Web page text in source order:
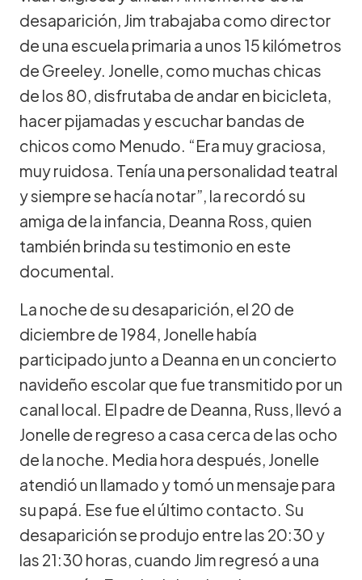
desaparición, Jim trabajaba como director
de una escuela primaria a unos 15 kilómetros
de Greeley. Jonelle, como muchas chicas
de los 80, disfrutaba de andar en bicicleta,
hacer pijamadas y escuchar bandas de
chicos como Menudo. “Era muy graciosa,
muy ruidosa. Tenía una personalidad teatral
y siempre se hacía notar”, la recordó su
amiga de la infancia, Deanna Ross, quien
también brinda su testimonio en este
documental.
La noche de su desaparición, el 20 de
diciembre de 1984, Jonelle había
participado junto a Deanna en un concierto
navideño escolar que fue transmitido por un
canal local. El padre de Deanna, Russ, llevó a
Jonelle de regreso a casa cerca de las ocho
de la noche. Media hora después, Jonelle
atendió un llamado y tomó un mensaje para
su papá. Ese fue el último contacto. Su
desaparición se produjo entre las 20:30 y
las 21:30 horas, cuando Jim regresó a una